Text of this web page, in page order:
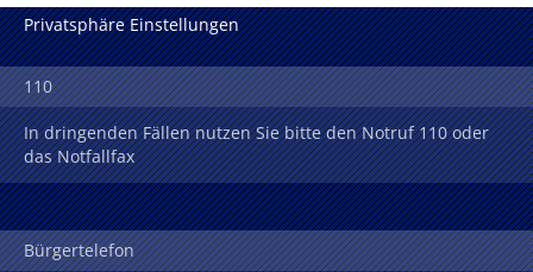
Privatsphäre Einstellungen
110
In dringenden Fällen nutzen Sie bitte den Notruf 110 oder
das Notfallfax
Bürgertelefon